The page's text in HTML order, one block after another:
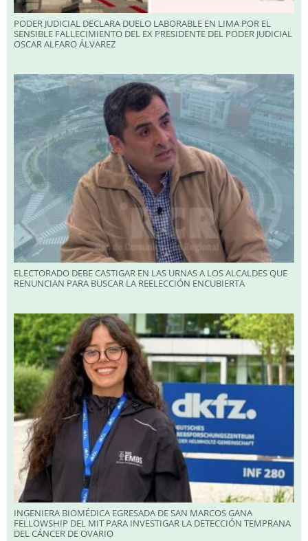
PODER JUDICIAL DECLARA DUELO LABORABLE EN LIMA POR EL
SENSIBLE FALLECIMIENTO DEL EX PRESIDENTE DEL PODER JUDICIAL
OSCAR ALFARO ÁLVAREZ
ELECTORADO DEBE CASTIGAR EN LAS URNAS A LOS ALCALDES QUE
RENUNCIAN PARA BUSCAR LA REELECCIÓN ENCUBIERTA
INGENIERA BIOMÉDICA EGRESADA DE SAN MARCOS GANA
FELLOWSHIP DEL MIT PARA INVESTIGAR LA DETECCIÓN TEMPRANA
DEL CÁNCER DE OVARIO